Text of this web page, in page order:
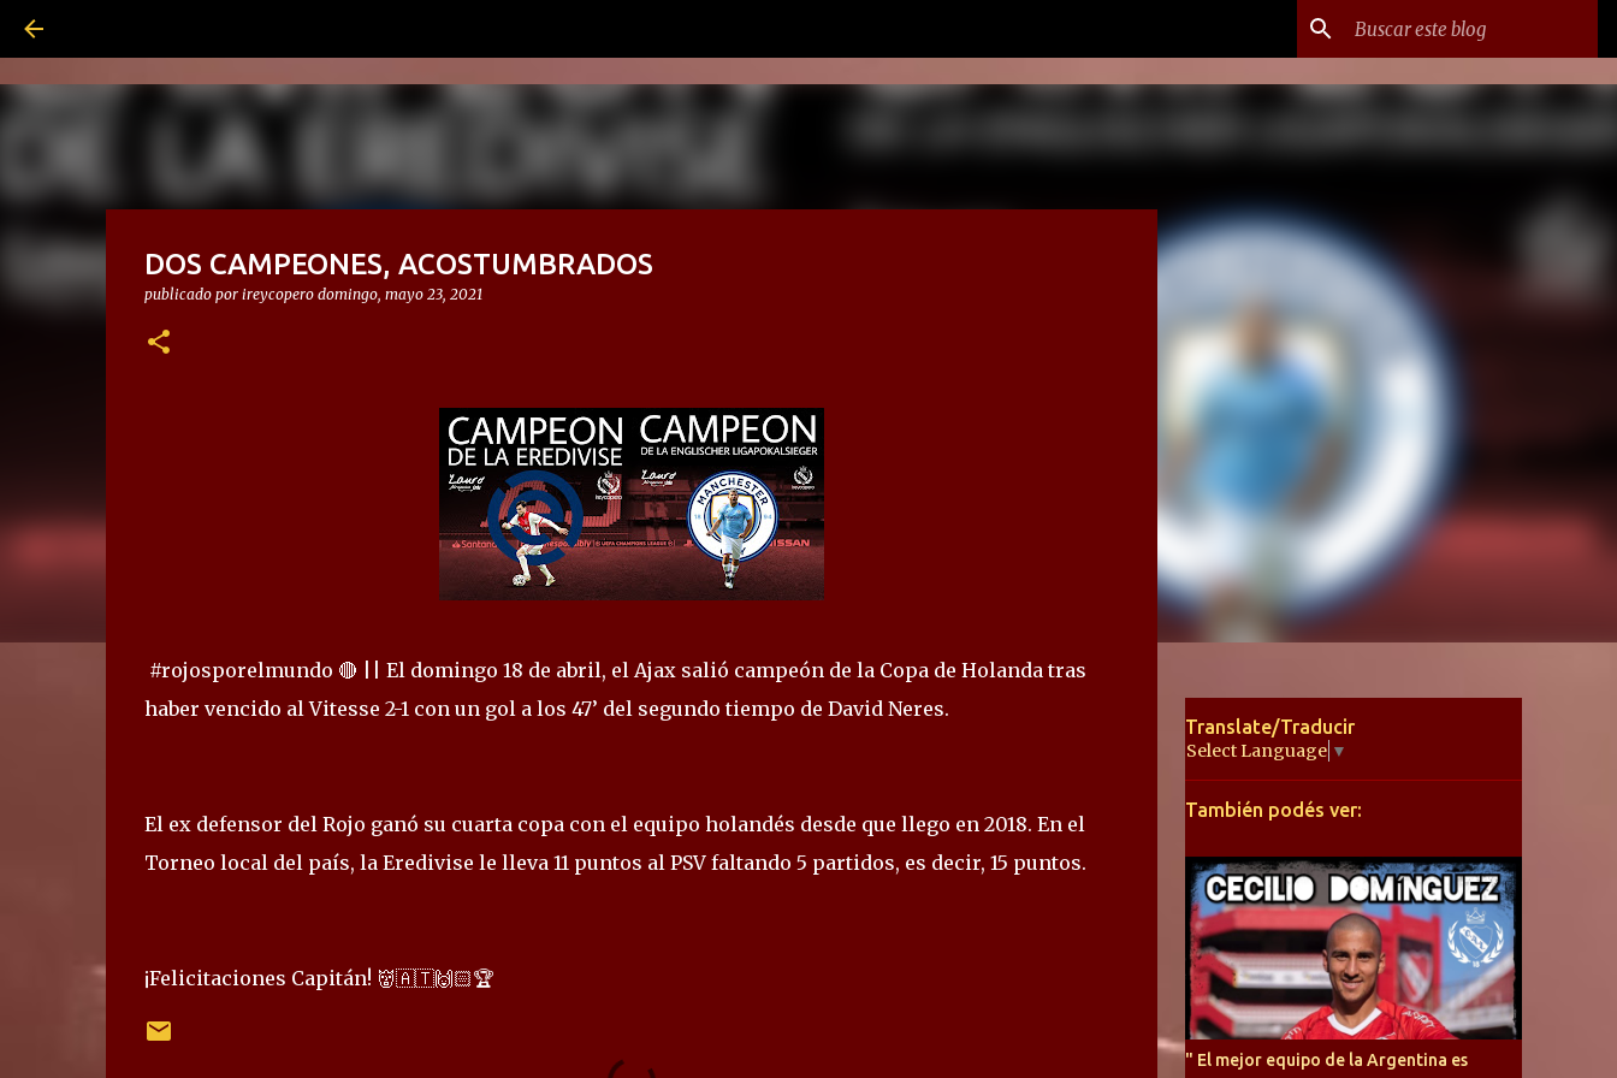
DOS CAMPEONES, ACOSTUMBRADOS
publicado por ireycopero domingo, mayo 23, 2021
#rojosporelmundo 🔴 || El domingo 18 de abril, el Ajax salió campeón de la Copa de Holanda tras
haber vencido al Vitesse 2-1 con un gol a los 47’ del segundo tiempo de David Neres.
El ex defensor del Rojo ganó su cuarta copa con el equipo holandés desde que llego en 2018. En el
Torneo local del país, la Eredivise le lleva 11 puntos al PSV faltando 5 partidos, es decir, 15 puntos.
¡Felicitaciones Capitán! 👹🇦🇹🙌🏻🏆
Translate/Traducir
Select Language ▼
También podés ver:
" El mejor equipo de la Argentina es